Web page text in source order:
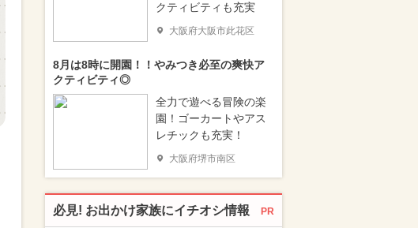
クティビティも充実
大阪府大阪市此花区
8月は8時に開園！！やみつき必至の爽快ア
クティビティ◎
全力で遊べる冒険の楽
園！ゴーカートやアス
レチックも充実！
大阪府堺市南区
必見! お出かけ家族にイチオシ情報 PR